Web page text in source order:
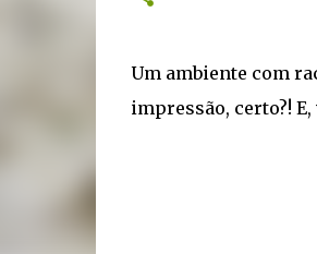
Um ambiente com
impressão, certo?!